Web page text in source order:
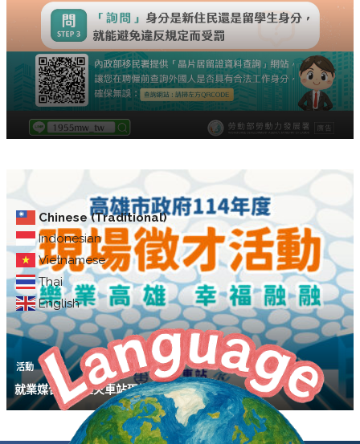
Chinese (Traditional)
Indonesian
Vietnamese
Thai
English
活動
就業媒合｜高雄火車站現場徵才活動(11/1)